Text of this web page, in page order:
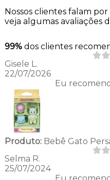
Nossos clientes falam por
veja algumas avaliações
99% dos clientes
Gisele L.
22/07/2026
Eu
Produto:Bebê Gato
Selma R.
25/07/2024